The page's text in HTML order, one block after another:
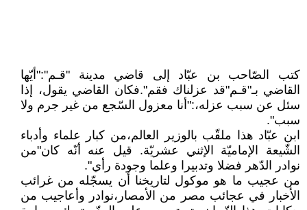
كتب الصّاحب بن عبّاد إلى قاضي مدينة "قـم":"أيّها
القاضي بـ"قـم"قد عزلناك فقم".فكان القاضي يقول، إذا
سئل عن سبب عزله،:"أنا معزول السّجع من غير جرم ولا
سبب".
ابن عبّاد هذا ملقّب بالوزير العالم،من كبار علماء وأدباء
الشّيعة الإماميّة الإثني عشريّة. قيل عنه أنّه كان"من
نوادر الدّهر فضلا وتدبيرا وعلما وجودة رأي".
من عجيب ما هو موكول لتاريخنا أن يسجّله من غرائب
الأخبار في عجائب مصر من الأمصار،نوادر وأعاجيب من